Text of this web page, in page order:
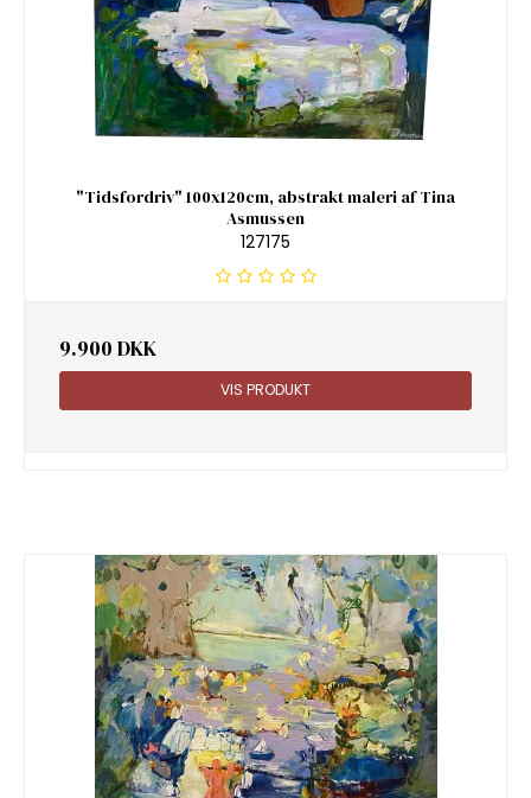
"Tidsfordriv" 100x120cm, abstrakt maleri af Tina
Asmussen
127175
9.900 DKK
VIS PRODUKT